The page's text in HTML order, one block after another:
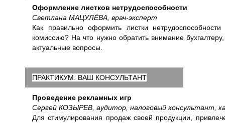
Оформление листков нетрудоспособности
Светлана МАЦУЛЁВА, врач-эксперт
Как правильно оформить листки
комиссию? На что нужно обратить внимание
актуальные вопросы.
ПРАКТИКУМ. ВАШ КОНСУЛЬТАНТ
Проведение рекламных игр
Сергей КОЗЫРЕВ, аудитор, налоговый консультант,
Для стимулирования продаж своей продукции,